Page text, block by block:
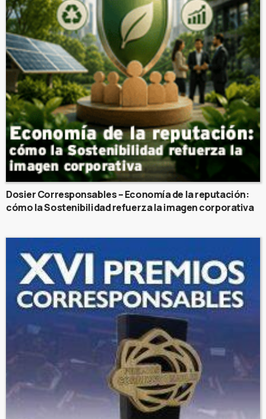
Dosier Corresponsables – Economía de la reputación:
cómo la Sostenibilidad refuerza la imagen corporativa